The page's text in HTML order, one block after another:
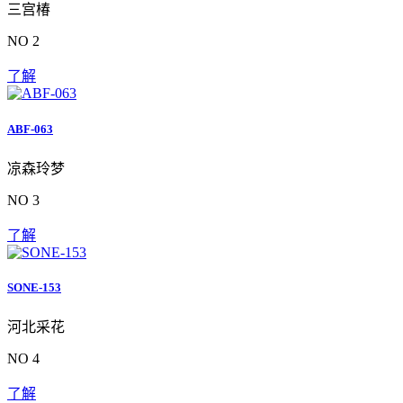
三宫椿
NO 2
了解
ABF-063
凉森玲梦
NO 3
了解
SONE-153
河北采花
NO 4
了解